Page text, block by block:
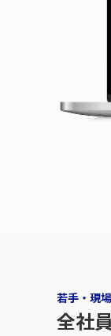
若手・現
全社